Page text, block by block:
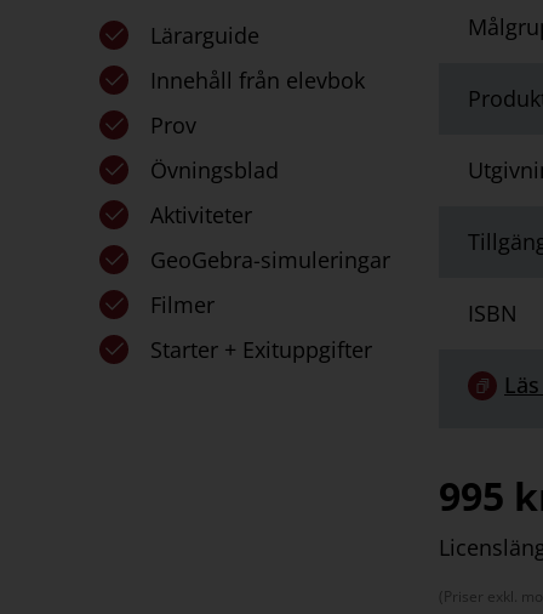
Lärarguide
Innehåll från elevbok
Prov
Övningsblad
Aktiviteter
GeoGebra-simuleringar
Filmer
Starter + Exituppgifter
ISBN
Länk
995
(Priser exkl.